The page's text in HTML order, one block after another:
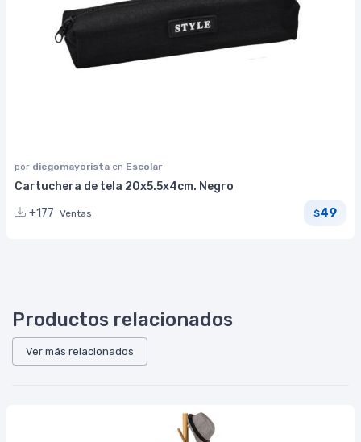
por diegomayorista en Escolar
Cartuchera de tela 20x5.5x4cm. Negro
+177 Ventas $49
Productos relacionados
Ver más relacionados